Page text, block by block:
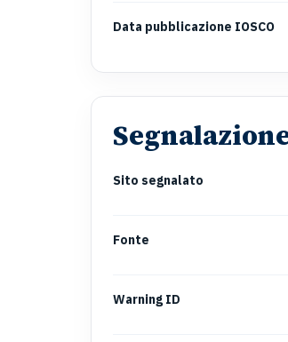
Data pubblicazione IOSCO
Sito segnalato
Fonte
Warning ID